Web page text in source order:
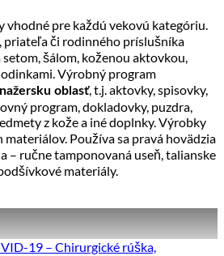
vhodné pre každú vekovú kategóriu.
priateľa či rodinného príslušníka
šálom, koženou aktovkou,
Výrobný program
oblasť, t.j. aktovky, spisovky,
program, dokladovky, puzdra,
z kože a iné doplnky. Výrobky
materiálov. Používa sa pravá hovädzia
– ručne tamponovaná useň, talianske
materiály.
19 – Chirurgické rúška,